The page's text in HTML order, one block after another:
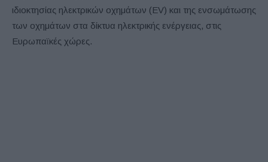
ιδιοκτησίας ηλεκτρικών οχημάτων (EV) και της ενσωμάτωσης
των οχημάτων στα δίκτυα ηλεκτρικής ενέργειας, στις
Ευρωπαϊκές χώρες.